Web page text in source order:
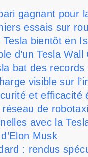
gagnant pour
essais sur
bientôt en
d’un Tesla Wall
bat des records
visible sur
et efficacité
de robotaxi
avec la
Musk
: rendus